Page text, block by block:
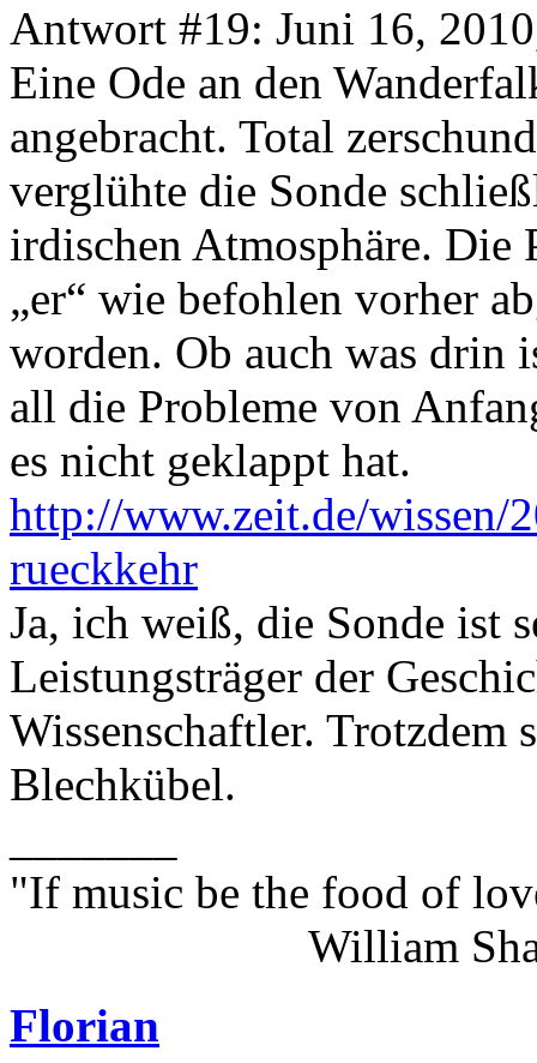
Antwort #19: Juni 16,
Eine Ode an den
angebracht. Total
verglühte die Sonde
irdischen Atmosphäre. Die
„er“ wie befohlen vorher
worden. Ob auch was drin
all die Probleme von
es nicht geklappt hat.
http://www.zeit.de/wissen/
rueckkehr
Ja, ich weiß, die Sonde ist
Leistungsträger der
Wissenschaftler. Trotzdem
Blechkübel.
"If music be the food of
William
Florian